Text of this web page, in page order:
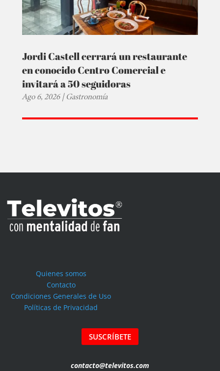
Jordi Castell cerrará un restaurante
en conocido Centro Comercial e
invitará a 50 seguidoras
Ago 6, 2026|Gastronomía
Quienes somos
Contacto
Condiciones Generales de Uso
Políticas de Privacidad
SUSCRÍBETE
contacto@televitos.com